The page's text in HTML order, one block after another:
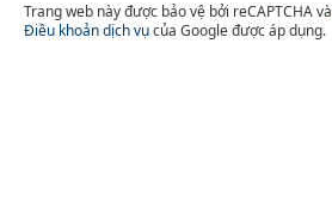
Trang web này được bảo vệ bởi reCAPTCHA và
Điều khoản dịch vụcủa Google được áp dụng.